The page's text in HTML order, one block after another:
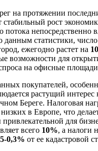
на протяжении
стабильный рост
потока непосредственно
данным статистики,
ежегодно растет на
возможности для
на офисные
покупателей,
растущий
Береге. Налоговая
в Европе, что
для
всего 10%, а налоги
0,3% от ее кадастровой